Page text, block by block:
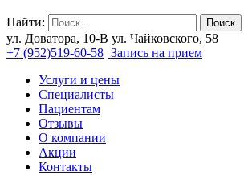
Найти:
ул. Доватора, 10-В ул. Чайковского, 58
+7 (952)519-60-58 Запись на прием
Услуги и цены
Специалисты
Пациентам
Отзывы
О компании
Акции
Контакты